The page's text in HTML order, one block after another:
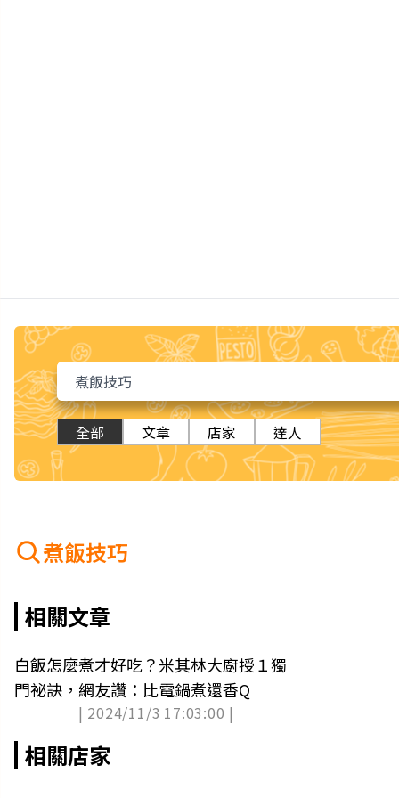
全部 文章 店家 達人
煮飯技巧
相關文章
白飯怎麼煮才好吃？米其林大廚授１獨
門祕訣，網友讚：比電鍋煮還香Q
| 2024/11/3 17:03:00 |
相關店家